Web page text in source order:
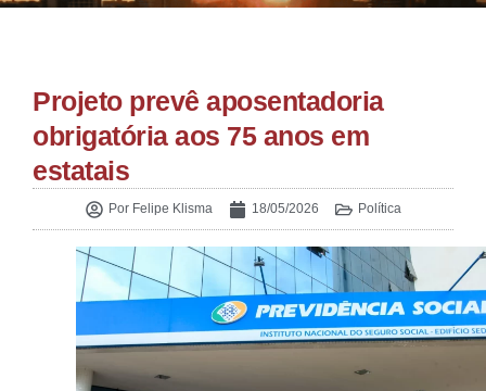
Projeto prevê aposentadoria
obrigatória aos 75 anos em
estatais
PorFelipe Klisma 18/05/2026 Política